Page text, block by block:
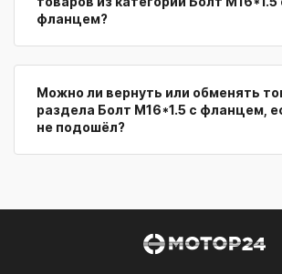
фланцем?
Можно ли вернуть или обменять
раздела Болт М16*1.5 с фланцем,
не подошёл?